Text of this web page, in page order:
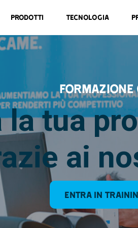
Prodotti Tecnologia
FORMAZIONE
la tua
ai
Entra in